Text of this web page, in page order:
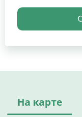
На карте